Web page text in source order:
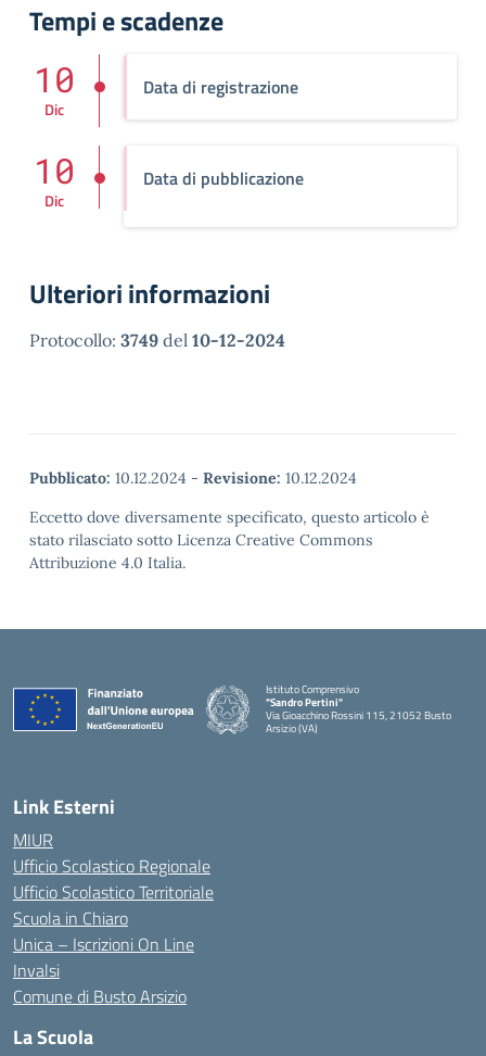
Tempi e scadenze
Data di registrazione
10
Dic
Data di pubblicazione
10
Dic
Ulteriori informazioni
Protocollo: 3749 del 10-12-2024
Pubblicato: 10.12.2024 - Revisione: 10.12.2024
Eccetto dove diversamente specificato, questo articolo è
stato rilasciato sotto Licenza Creative Commons
Attribuzione 4.0 Italia.
Istituto Comprensivo
"Sandro Pertini"
Via Gioacchino Rossini 115, 21052 Busto
Arsizio (VA)
Link Esterni
MIUR
Ufficio Scolastico Regionale
Ufficio Scolastico Territoriale
Scuola in Chiaro
Unica – Iscrizioni On Line
Invalsi
Comune di Busto Arsizio
La Scuola